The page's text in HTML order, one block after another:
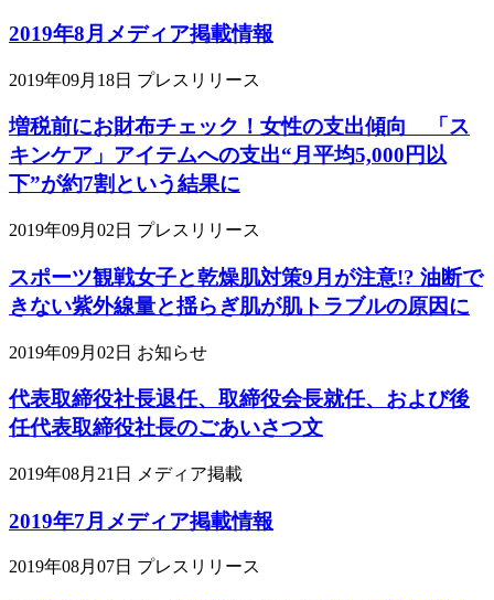
2019年8月メディア掲載情報
2019年09月18日 プレスリリース
増税前にお財布チェック！女性の支出傾向 「ス
キンケア」アイテムへの支出“月平均5,000円以
下”が約7割という結果に
2019年09月02日 プレスリリース
スポーツ観戦女子と乾燥肌対策9月が注意!? 油断で
きない紫外線量と揺らぎ肌が肌トラブルの原因に
2019年09月02日 お知らせ
代表取締役社長退任、取締役会長就任、および後
任代表取締役社長のごあいさつ文
2019年08月21日 メディア掲載
2019年7月メディア掲載情報
2019年08月07日 プレスリリース